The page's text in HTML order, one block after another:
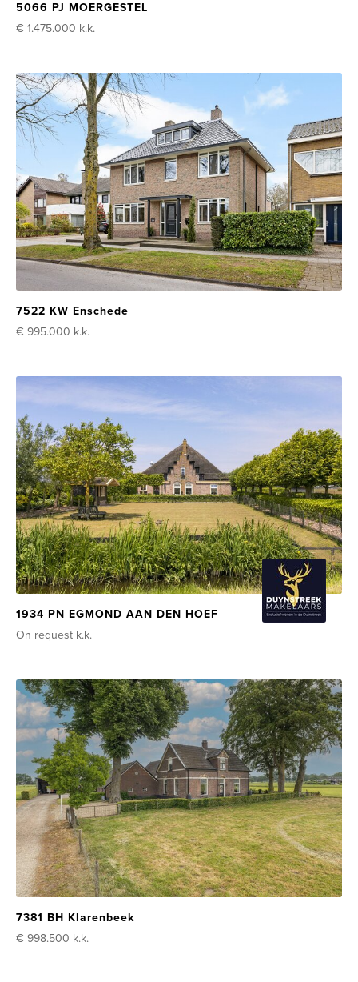
5066 PJ MOERGESTEL
€ 1.475.000 k.k.
7522 KW Enschede
€ 995.000 k.k.
1934 PN EGMOND AAN DEN HOEF
On request k.k.
7381 BH Klarenbeek
€ 998.500 k.k.